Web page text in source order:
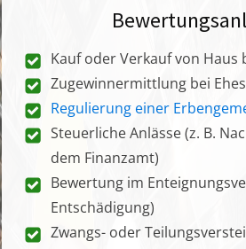
Kauf oder Verkauf von Haus
Zugewinnermittlung bei
Regulierung einer
Steuerliche Anlässe (z. B.
dem Finanzamt)
Bewertung im
Entschädigung)
Zwangs- oder